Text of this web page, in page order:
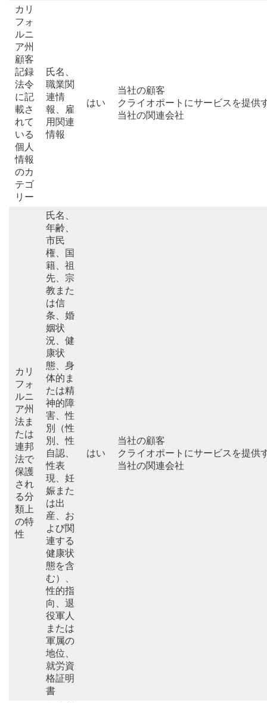
カリ
フォ
ルニ
ア州
顧客
記録
法令
に記
載さ
れて
いる
個人
情報
のカ
テゴ
リー
氏名、
職業関
連情
報、雇
用関連
情報
はい
当社の顧客
クライオポートにサービスを提供
当社の関連会社
カリ
フォ
ルニ
ア州
法ま
たは
連邦
法で
保護
され
る分
類上
の特
性
氏名、
年齢、
市民
権、国
籍、祖
先、宗
教また
は信
条、婚
姻状
況、健
康状
態、身
体的ま
たは精
神的障
害、性
別（性
別、性
自認、
性表
現、妊
娠また
は出
産、お
よび関
連する
健康状
態を含
む）、
性的指
向、退
役軍人
または
軍属の
地位、
就労資
格証明
書
はい
当社の顧客
クライオポートにサービスを提供
当社の関連会社